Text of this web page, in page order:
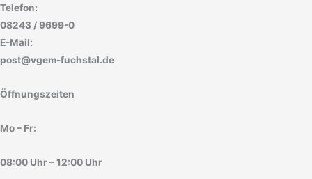
Telefon:
08243 / 9699-0
E-Mail:
post@vgem-fuchstal.de
Öffnungszeiten
Mo – Fr:
08:00 Uhr – 12:00 Uhr